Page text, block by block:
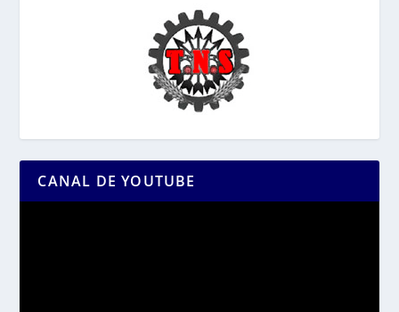
CANAL DE YOUTUBE